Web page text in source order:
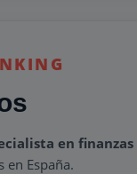
en finanzas
España.